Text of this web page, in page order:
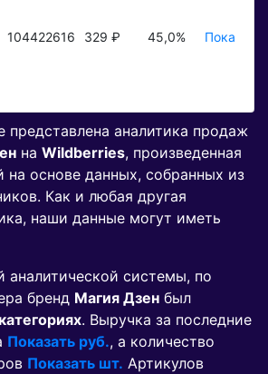
104422616 329 ₽ 45,0% Показать
представлена аналитика продаж
на Wildberries, произведенная
на основе данных, собранных из
Как и любая другая
наши данные могут иметь
системы, по
бренд Магия Дзен был
. Выручка за последние
Показать руб., а количество
Показать шт. Артикулов